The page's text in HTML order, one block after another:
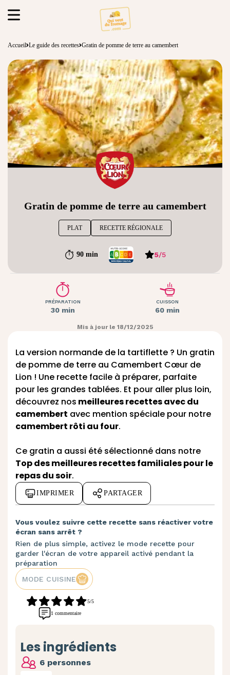
Accueil Le guide des recettes Gratin de pomme de terre au camembert
Gratin de pomme de terre au camembert
PLAT RECETTE RÉGIONALE
90 min 5/5
PRÉPARATION
30 min
CUISSON
60 min
Mis à jour le 18/12/2025
La version normande de la tartiflette ? Un gratin
de pomme de terre au Camembert Cœur de
Lion ! Une recette facile à préparer, parfaite
pour les grandes tablées. Et pour aller plus loin,
découvrez nos meilleures recettes avec du
camembert avec mention spéciale pour notre
camembert rôti au four.
Ce gratin a aussi été sélectionné dans notre
Top des meilleures recettes familiales pour le
repas du soir.
IMPRIMER PARTAGER
Vous voulez suivre cette recette sans réactiver votre
écran sans arrêt ?
Rien de plus simple, activez le mode recette pour
garder l'écran de votre appareil activé pendant la
préparation
MODE CUISINE
5/5
1 commentaire
Les ingrédients
6 personnes